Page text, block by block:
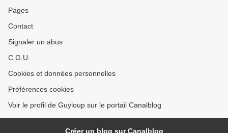
Pages
Contact
Signaler un abus
C.G.U.
Cookies et données personnelles
Préférences cookies
Voir le profil de Guyloup sur le portail Canalblog
Créer un blog sur Canalblog